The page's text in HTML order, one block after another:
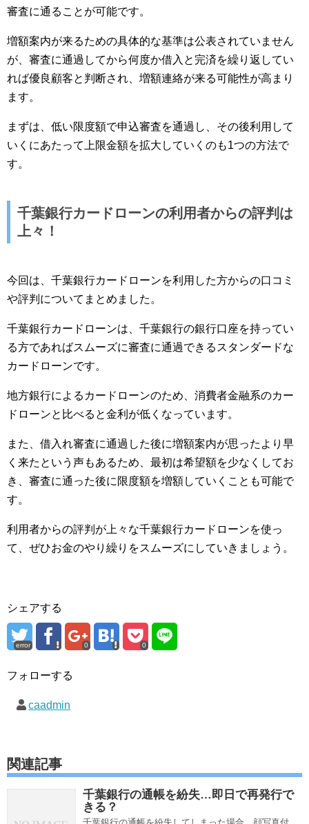
審査に通ることが可能です。
増額案内が来るための具体的な基準は公表されていません
が、審査に通過してから何度か借入と完済を繰り返してい
れば優良顧客と判断され、増額連絡が来る可能性が高まり
ます。
まずは、低い限度額で申込審査を通過し、その後利用して
いくにあたって上限金額を拡大していくのも1つの方法で
す。
千葉銀行カードローンの利用者からの評判は
上々！
今回は、千葉銀行カードローンを利用した方からの口コミ
や評判についてまとめました。
千葉銀行カードローンは、千葉銀行の銀行口座を持ってい
る方であればスムーズに審査に通過できるスタンダードな
カードローンです。
地方銀行によるカードローンのため、消費者金融系のカー
ドローンと比べると金利が低くなっています。
また、借入れ審査に通過した後に増額案内が思ったより早
く来たという声もあるため、最初は希望額を少なくしてお
き、審査に通った後に限度額を増額していくことも可能で
す。
利用者からの評判が上々な千葉銀行カードローンを使っ
て、ぜひお金のやり繰りをスムーズにしていきましょう。
シェアする
error 0 0
フォローする
caadmin
関連記事
千葉銀行の通帳を紛失…即日で再発行で
きる？